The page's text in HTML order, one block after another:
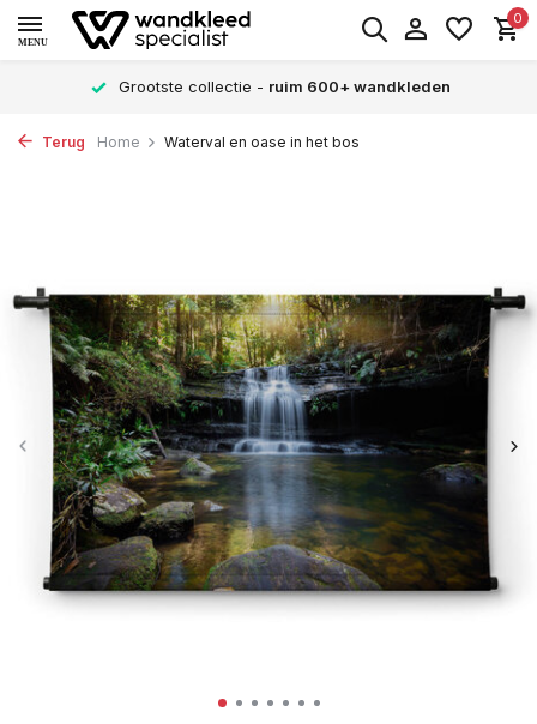
MENU
0
Grootste collectie - ruim 600+ wandkleden
Terug Home Waterval en oase in het bos